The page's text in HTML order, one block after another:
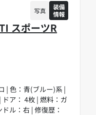
スポーツR
| 色：青(ブルー)系 |
ア： 4枚 | 燃料：ガ
ル：右 | 修復歴：
写真
装備
情報